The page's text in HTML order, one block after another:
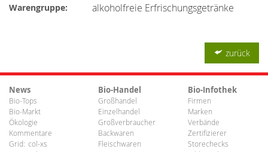
Warengruppe: alkoholfreie Erfrischungsgetränke
zurück
News
Bio-Tops
Bio-Markt
Ökologie
Kommentare
Grid: col-xs
Bio-Handel
Großhandel
Einzelhandel
Großverbraucher
Backwaren
Fleischwaren
Bio-Infothek
Firmen
Marken
Verbände
Zertifizierer
Storechecks